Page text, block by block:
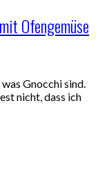
Ofengemüse
Gnocchi sind.
nicht, dass ich